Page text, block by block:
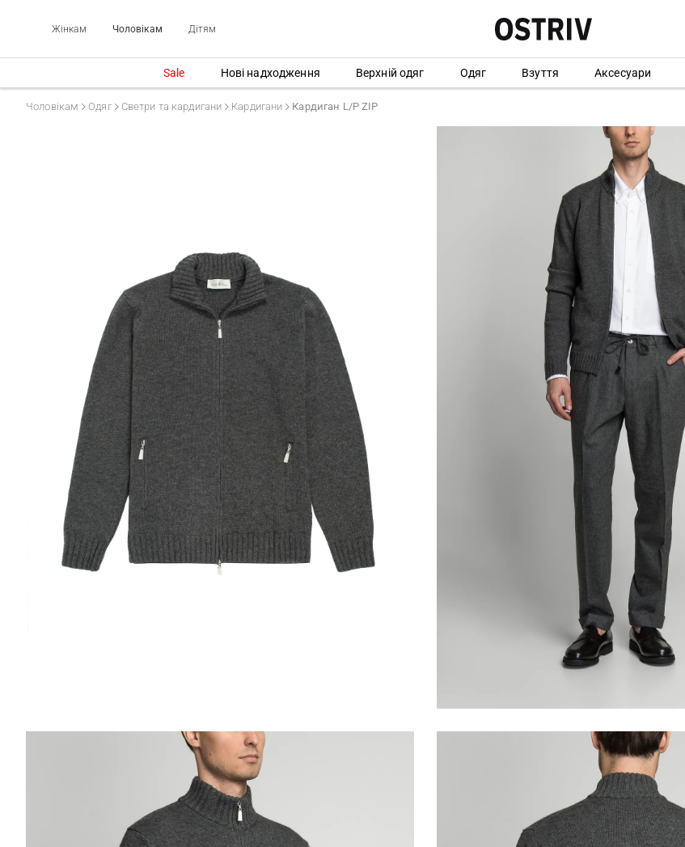
Жінкам Чоловікам Дітям
Sale Нові надходження Верхній одяг Одяг Взуття Аксесуари
Чоловікам Одяг Светри та кардигани Кардигани Кардиган L/P ZIP